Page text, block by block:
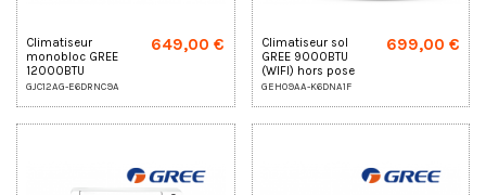
Climatiseur
monobloc GREE
12000BTU
GJC12AG-E6DRNC9A
649,00 €
Climatiseur sol
GREE 9000BTU
(WIFI) hors pose
GEH09AA-K6DNA1F
699,00 €